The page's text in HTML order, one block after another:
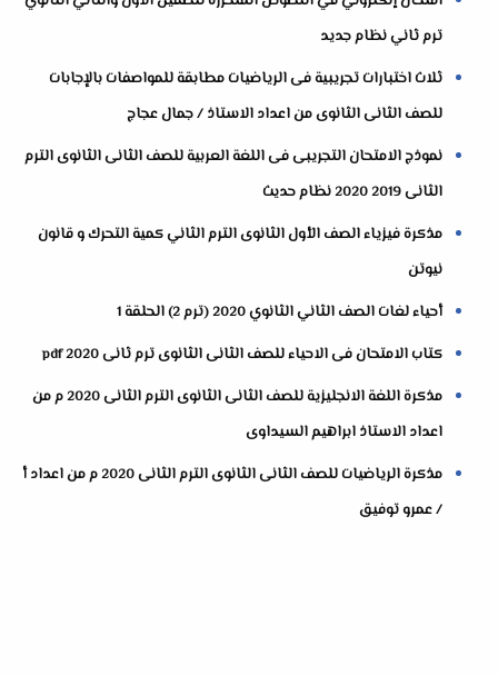
ترم ثاني نظام جديد
ثلاث اختبارات تجريبية فى الرياضيات مطابقة للمواصفات بالإجابات
للصف الثانى الثانوى من اعداد الاستاذ / جمال عجاج
نموذج الامتحان التجريبى فى اللغة العربية للصف الثانى الثانوى الترم
الثانى 2019 2020 نظام حديث
مذكرة فيزياء الصف الأول الثانوى الترم الثاني كمية التحرك و قانون
نيوتن
أحياء لغات الصف الثاني الثانوي 2020 (ترم 2) الحلقة 1
كتاب الامتحان فى الاحياء للصف الثانى الثانوى ترم ثانى pdf 2020
مذكرة اللغة الانجليزية للصف الثانى الثانوى الترم الثانى 2020 م من
اعداد الاستاذ ابراهيم السيداوى
مذكرة الرياضيات للصف الثانى الثانوى الترم الثانى 2020 م من اعداد أ
/ عمرو توفيق